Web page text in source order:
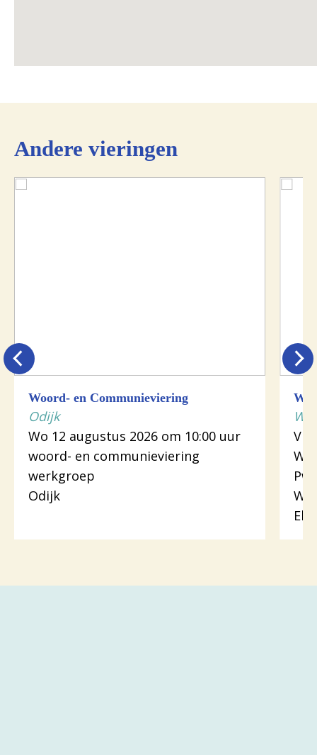
Andere vieringen
Woord- en Communieviering
Odijk
Wo 12 augustus 2026 om 10:00 uur
woord- en communieviering
werkgroep
Odijk
Vr